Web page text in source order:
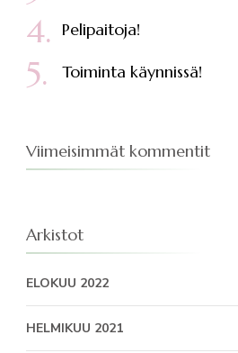
Pelipaitoja!
Toiminta käynnissä!
Viimeisimmät kommentit
Arkistot
ELOKUU 2022
HELMIKUU 2021